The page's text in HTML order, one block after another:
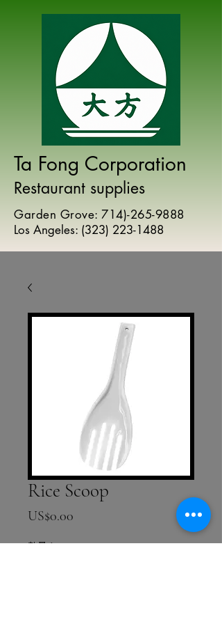
Ta Fong Corporation
Restaurant supplies
Garden Grove:714)-265-9888
Los Angeles: (323) 223-1488
Rice Scoop
US$0.00
數量*